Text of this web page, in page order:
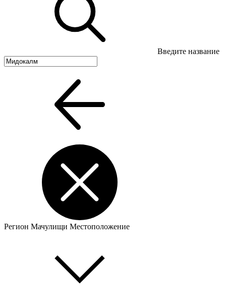
Введите название
Регион Мачулищи Местоположение